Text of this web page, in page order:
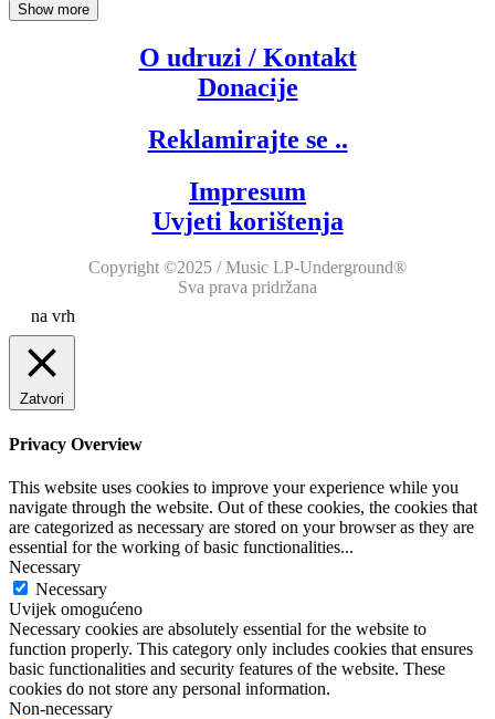
Show more
O udruzi / Kontakt
Donacije
Reklamirajte se ..
Impresum
Uvjeti korištenja
Copyright ©2025 / Music LP-Underground®
Sva prava pridržana
na vrh
Zatvori
Privacy Overview
This website uses cookies to improve your experience while you
navigate through the website. Out of these cookies, the cookies that
are categorized as necessary are stored on your browser as they are
essential for the working of basic functionalities...
Necessary
Necessary
Uvijek omogućeno
Necessary cookies are absolutely essential for the website to
function properly. This category only includes cookies that ensures
basic functionalities and security features of the website. These
cookies do not store any personal information.
Non-necessary